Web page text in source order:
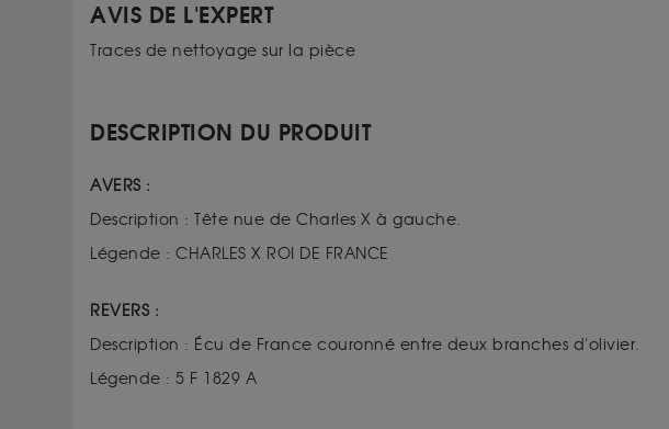
AVIS DE L'EXPERT
Traces de nettoyage sur la pièce
DESCRIPTION DU PRODUIT
AVERS :
Description : Tête nue de Charles X à gauche.
Légende : CHARLES X ROI DE FRANCE
REVERS :
Description : Écu de France couronné entre deux branches d'olivier.
Légende : 5 F 1829 A